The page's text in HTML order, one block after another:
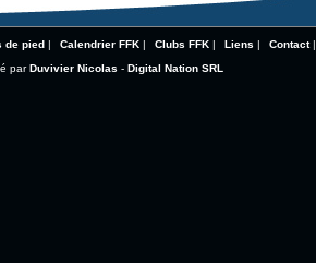
de pied| Calendrier FFK| Clubs FFK| Liens | Contact|
parDuvivier Nicolas - Digital Nation SRL